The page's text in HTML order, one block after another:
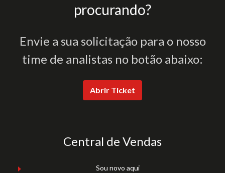
procurando?
Envie a sua solicitação para o nosso
time de analistas no botão abaixo:
Abrir Ticket
Central de Vendas
Sou novo aqui